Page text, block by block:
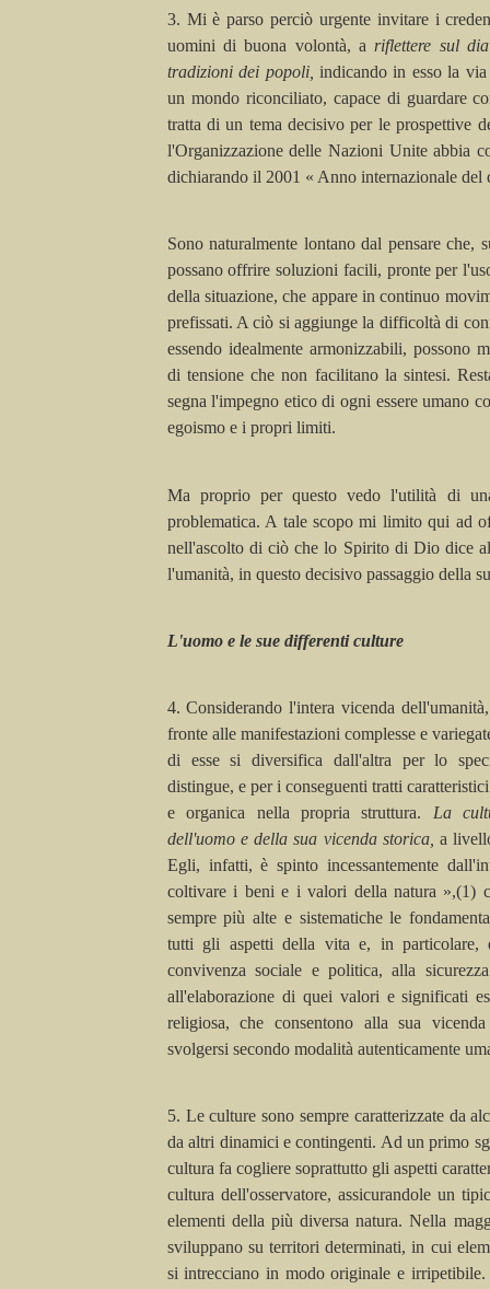
3. Mi è parso perciò urgente invitare i
uomini di buona volontà, a riflettere sul
tradizioni dei popoli, indicando in esso la
un mondo riconciliato, capace di guardare
tratta di un tema decisivo per le prospettive
l'Organizzazione delle Nazioni Unite abbia
dichiarando il 2001 « Anno internazionale
Sono naturalmente lontano dal pensare che,
possano offrire soluzioni facili, pronte per
della situazione, che appare in continuo
prefissati. A ciò si aggiunge la difficoltà di
essendo idealmente armonizzabili, possono
di tensione che non facilitano la sintesi.
segna l'impegno etico di ogni essere umano
egoismo e i propri limiti.
Ma proprio per questo vedo l'utilità di
problematica. A tale scopo mi limito qui ad
nell'ascolto di ciò che lo Spirito di Dio dice
l'umanità, in questo decisivo passaggio della
L'uomo e le sue differenti culture
4. Considerando l'intera vicenda
fronte alle manifestazioni complesse e
di esse si diversifica dall'altra per lo
distingue, e per i conseguenti tratti
e organica nella propria struttura. La
dell'uomo e della sua vicenda storica,a
Egli, infatti, è spinto incessantemente
coltivare i beni e i valori della natura »,(1)
sempre più alte e sistematiche le
tutti gli aspetti della vita e, in particolare,
convivenza sociale e politica, alla
all'elaborazione di quei valori e significati
religiosa, che consentono alla sua
svolgersi secondo modalità autenticamente
5. Le culture sono sempre caratterizzate da
da altri dinamici e contingenti. Ad un primo
cultura fa cogliere soprattutto gli aspetti
cultura dell'osservatore, assicurandole un
elementi della più diversa natura. Nella
sviluppano su territori determinati, in cui
si intrecciano in modo originale e